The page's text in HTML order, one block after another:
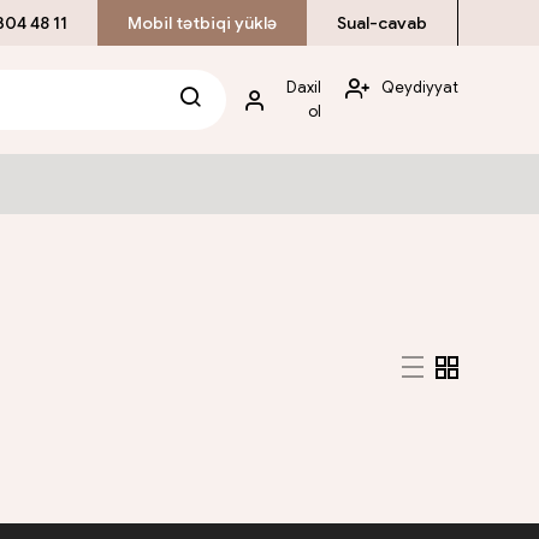
48 11 Mobil tətbiqi yüklə Sual-cavab
Daxil
ol
Qeydiyyat